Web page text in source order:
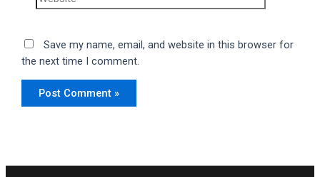
Save my name, email, and website in this browser for
the next time I comment.